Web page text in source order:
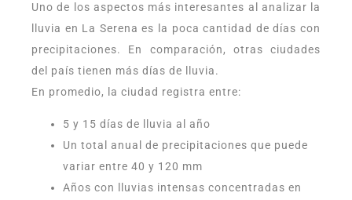
Uno de los aspectos más interesantes al analizar la
lluvia en La Serena es la poca cantidad de días con
precipitaciones. En comparación, otras ciudades
del país tienen más días de lluvia.
En promedio, la ciudad registra entre:
5 y 15 días de lluvia al año
Un total anual de precipitaciones que puede
variar entre 40 y 120 mm
Años con lluvias intensas concentradas en